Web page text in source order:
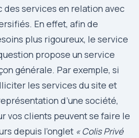
des services en relation avec
En effet, afin de
plus rigoureux, le service
propose un service
générale. Par exemple, si
les services du site et
d’une société,
vos clients peuvent se faire le
depuis l’onglet « Colis Privé